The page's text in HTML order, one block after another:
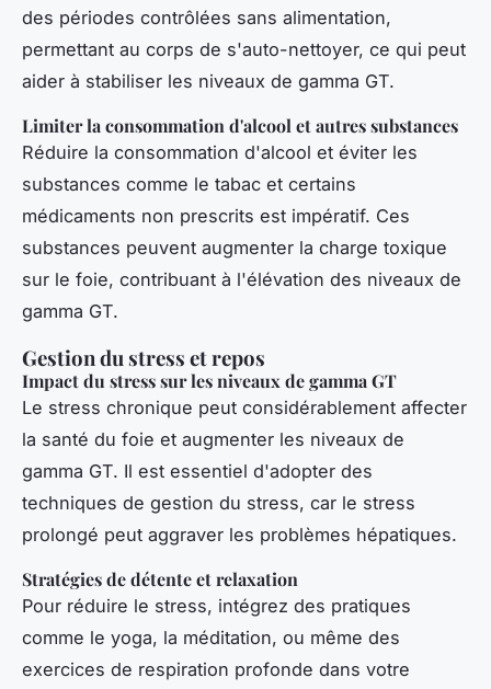
des périodes contrôlées sans alimentation,
permettant au corps de s'auto-nettoyer, ce qui peut
aider à stabiliser les niveaux de gamma GT.
Limiter la consommation d'alcool et autres substances
Réduire la consommation d'alcool et éviter les
substances comme le tabac et certains
médicaments non prescrits est impératif. Ces
substances peuvent augmenter la charge toxique
sur le foie, contribuant à l'élévation des niveaux de
gamma GT.
Gestion du stress et repos
Impact du stress sur les niveaux de gamma GT
Le stress chronique peut considérablement affecter
la santé du foie et augmenter les niveaux de
gamma GT. Il est essentiel d'adopter des
techniques de gestion du stress, car le stress
prolongé peut aggraver les problèmes hépatiques.
Stratégies de détente et relaxation
Pour réduire le stress, intégrez des pratiques
comme le yoga, la méditation, ou même des
exercices de respiration profonde dans votre